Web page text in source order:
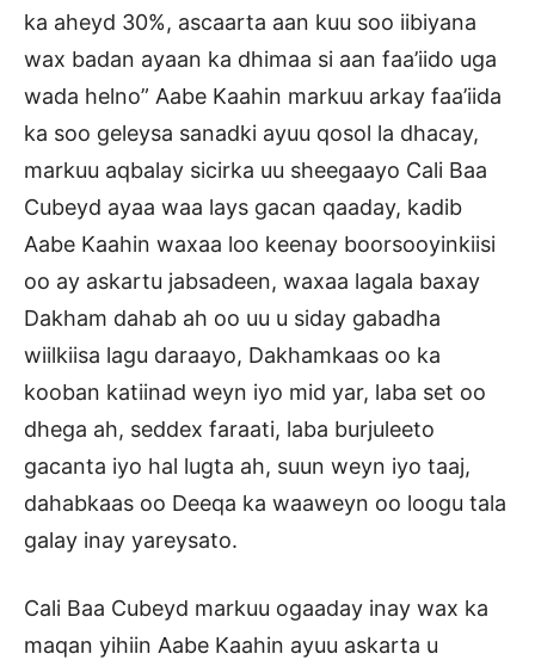
ka aheyd 30%, ascaarta aan kuu soo iibiyana
wax badan ayaan ka dhimaa si aan faa’iido uga
wada helno” Aabe Kaahin markuu arkay faa’iida
ka soo geleysa sanadki ayuu qosol la dhacay,
markuu aqbalay sicirka uu sheegaayo Cali Baa
Cubeyd ayaa waa lays gacan qaaday, kadib
Aabe Kaahin waxaa loo keenay boorsooyinkiisi
oo ay askartu jabsadeen, waxaa lagala baxay
Dakham dahab ah oo uu u siday gabadha
wiilkiisa lagu daraayo, Dakhamkaas oo ka
kooban katiinad weyn iyo mid yar, laba set oo
dhega ah, seddex faraati, laba burjuleeto
gacanta iyo hal lugta ah, suun weyn iyo taaj,
dahabkaas oo Deeqa ka waaweyn oo loogu tala
galay inay yareysato.
Cali Baa Cubeyd markuu ogaaday inay wax ka
maqan yihiin Aabe Kaahin ayuu askarta u